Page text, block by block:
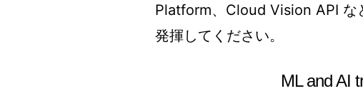
Platform、Cloud Vision API な
発揮してください。
ML and AI